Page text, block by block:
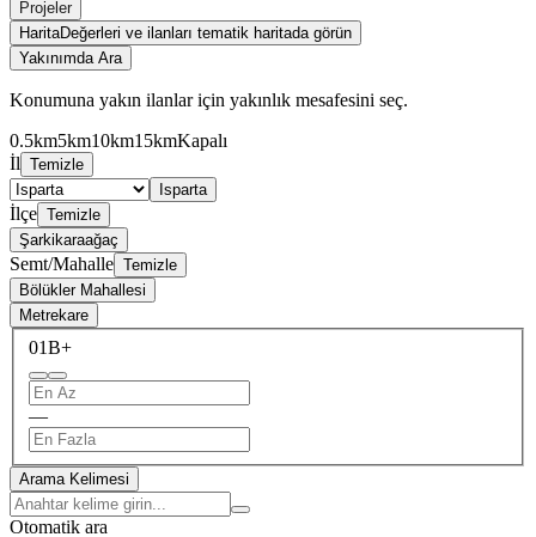
Projeler
HaritaDeğerleri ve ilanları tematik haritada görün
Yakınımda Ara
Konumuna yakın ilanlar için yakınlık mesafesini seç.
0.5km5km10km15kmKapalı
İl Temizle
Isparta
İlçe Temizle
Şarkikaraağaç
Semt/Mahalle Temizle
Bölükler Mahallesi
Metrekare
01B+
—
Arama Kelimesi
Otomatik ara